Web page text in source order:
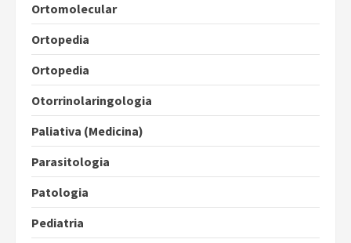
Ortomolecular
Ortopedia
Ortopedia
Otorrinolaringologia
Paliativa (Medicina)
Parasitologia
Patologia
Pediatria